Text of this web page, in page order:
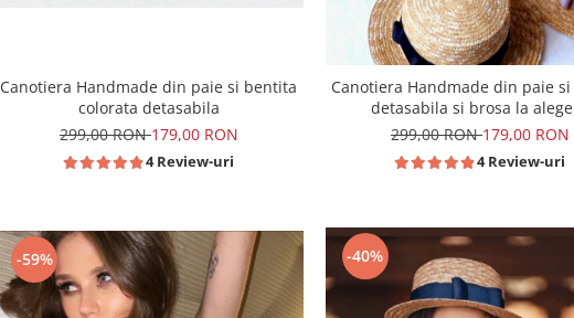
Canotiera Handmade din paie si bentita
colorata detasabila
299,00 RON179,00 RON
4 Review-uri
Canotiera Handmade din paie
detasabila si brosa la
299,00 RON179,00 RON
4 Review-uri
-59% -40%